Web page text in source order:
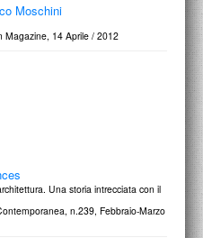
Moschini
Magazine, 14 Aprile / 2012
Una storia intrecciata con il
n.239, Febbraio-Marzo